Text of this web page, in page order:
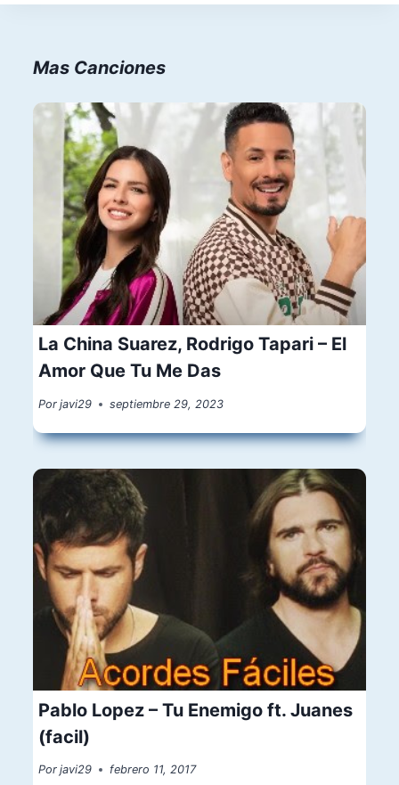
Mas Canciones
La China Suarez, Rodrigo Tapari – El
Amor Que Tu Me Das
Por javi29 septiembre 29, 2023
Pablo Lopez – Tu Enemigo ft. Juanes
(facil)
Por javi29 febrero 11, 2017